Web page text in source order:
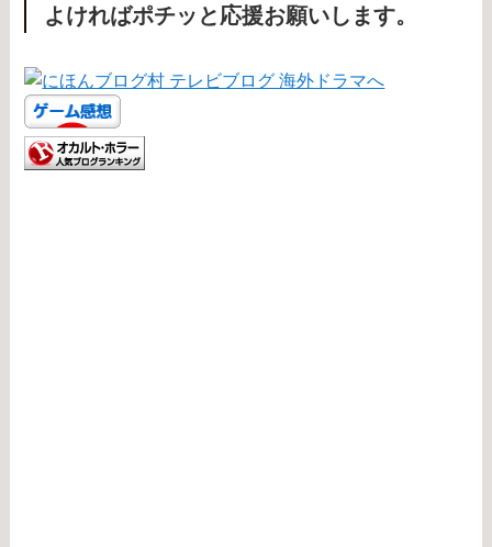
よければポチッと応援お願いします。